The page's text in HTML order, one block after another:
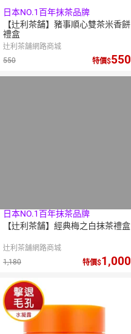
日本NO.1百年抹茶品牌
【辻利茶舗】豬事順心雙茶米香餅
禮盒
辻利茶舗網路商城
550
特價 550
日本NO.1百年抹茶品牌
【辻利茶舗】經典梅之白抹茶禮盒
辻利茶舗網路商城
1,180
特價 1,000